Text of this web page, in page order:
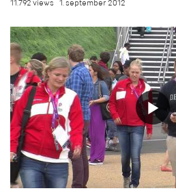
11.792 views 1. september 2012